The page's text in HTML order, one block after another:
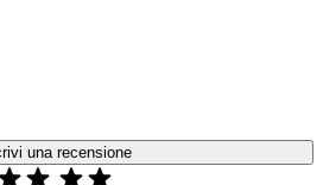
una recensione